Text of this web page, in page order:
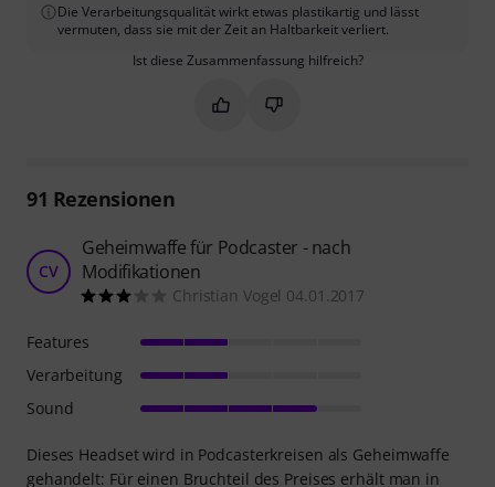
Die Verarbeitungsqualität wirkt etwas plastikartig und lässt
vermuten, dass sie mit der Zeit an Haltbarkeit verliert.
Ist diese Zusammenfassung hilfreich?
Markieren Sie diese
Markieren Sie diese
91 Rezensionen
CV
Geheimwaffe für Podcaster - nach
Modifikationen
Christian Vogel 04.01.2017
Dieses Headset wird in Podcasterkreisen als Geheimwaffe
gehandelt: Für einen Bruchteil des Preises erhält man in
Features
Verarbeitung
Sound